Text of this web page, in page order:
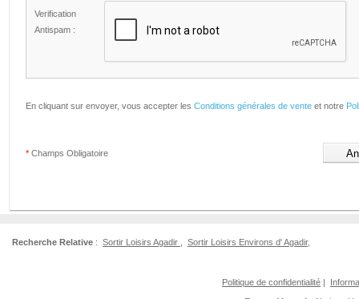
Verification
Antispam :
En cliquant sur envoyer, vous accepter les Conditions générales de vente et notre
* Champs Obligatoire
Recherche Relative : Sortir Loisirs Agadir Sortir Loisirs Environs d' Agadir,
Politique de confidentialité |